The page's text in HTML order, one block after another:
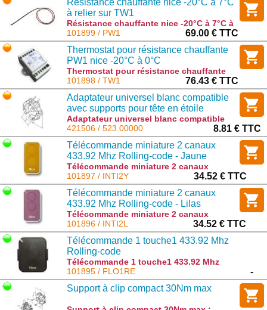
Résistance chauffante nice -20°C à 7°C
à relier sur TW1
Résistance chauffante nice -20°C à 7°C à
relier sur TW1 : PW1
101899 / PW1
69.00 € TTC
Thermostat pour résistance chauffante
PW1 nice -20°C à 0°C
Thermostat pour résistance chauffante
PW1 nice -20°C à 0°C : TW1
101898 / TW1
76.43 € TTC
Adaptateur universel blanc compatible
avec supports pour tête en étoile
(entraxe 29 mm) (pour moteur ERA
35mm)
Adaptateur universel blanc compatible
avec supports pour tête en étoile
(entraxe 29 mm) (pour moteur ERA 35mm)
: 523.00000
421506 / 523.00000
8.81 € TTC
Télécommande miniature 2 canaux
433.92 Mhz Rolling-code - Jaune
Télécommande miniature 2 canaux
433.92 Mhz Rolling-code - Jaune : INTI2Y
101897 / INTI2Y
34.52 € TTC
Télécommande miniature 2 canaux
433.92 Mhz Rolling-code - Lilas
Télécommande miniature 2 canaux
433.92 Mhz Rolling-code - Lilas : INTI2L
101896 / INTI2L
34.52 € TTC
Télécommande 1 touche1 433.92 Mhz
Rolling-code
Télécommande 1 touche1 433.92 Mhz
Rolling-code : FLO1RE
101895 / FLO1RE
-
Support à clip compact 30Nm max